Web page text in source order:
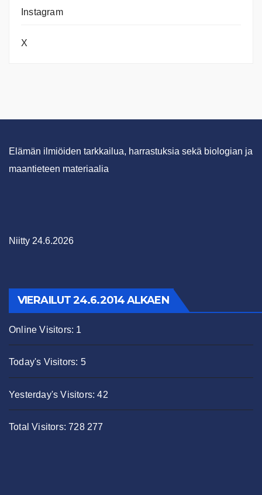
Instagram
X
Elämän ilmiöiden tarkkailua, harrastuksia sekä biologian ja
maantieteen materiaalia
Niitty 24.6.2026
VIERAILUT 24.6.2014 ALKAEN
Online Visitors: 1
Today's Visitors: 5
Yesterday's Visitors:42
Total Visitors:728 277